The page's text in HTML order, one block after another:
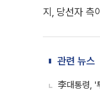
지, 당선자 측
관련 뉴스
李대통령, '